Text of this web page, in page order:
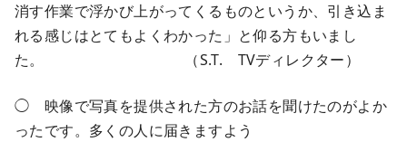
消す作業で浮かび上がってくるものというか、引き込ま
れる感じはとてもよくわかった」と仰る方もいまし
た。 （S.T. TVディレクター）
◯ 映像で写真を提供された方のお話を聞けたのがよか
ったです。多くの人に届きますよう